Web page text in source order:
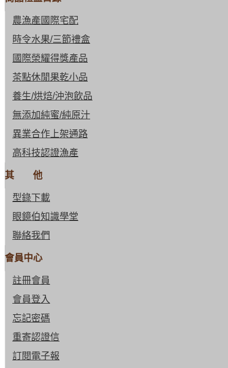
農漁產國際宅配
時令水果/三節禮盒
國際榮耀得獎產品
茶點休閒果乾小品
養生/烘焙/沖泡飲品
無添加純蜜/純原汁
異業合作上架通路
高科技認證漁產
其 他
型錄下載
眼鏡伯知識學堂
聯絡我們
會員中心
註冊會員
會員登入
忘記密碼
重寄認證信
訂閱電子報